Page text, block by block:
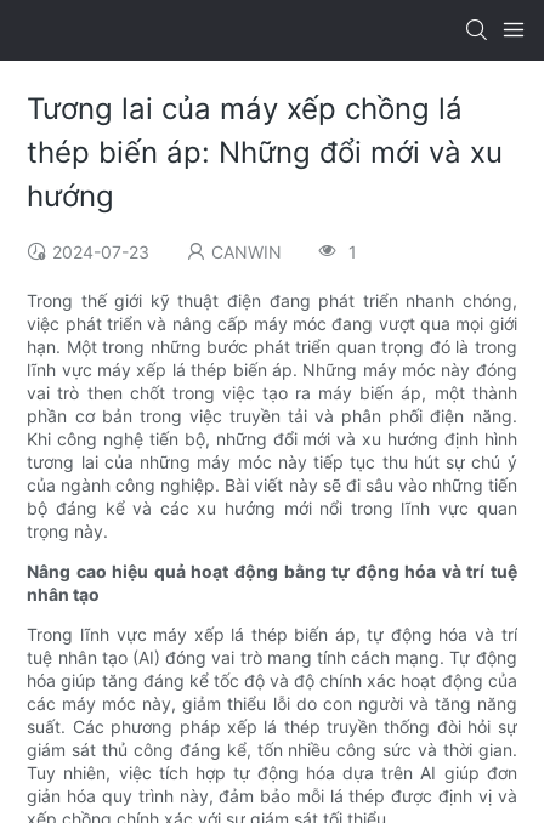
Tương lai của máy xếp chồng lá
thép biến áp: Những đổi mới và xu
hướng
2024-07-23 CANWIN 1
Trong thế giới kỹ thuật điện đang phát triển nhanh chóng,
việc phát triển và nâng cấp máy móc đang vượt qua mọi giới
hạn. Một trong những bước phát triển quan trọng đó là trong
lĩnh vực máy xếp lá thép biến áp. Những máy móc này đóng
vai trò then chốt trong việc tạo ra máy biến áp, một thành
phần cơ bản trong việc truyền tải và phân phối điện năng.
Khi công nghệ tiến bộ, những đổi mới và xu hướng định hình
tương lai của những máy móc này tiếp tục thu hút sự chú ý
của ngành công nghiệp. Bài viết này sẽ đi sâu vào những tiến
bộ đáng kể và các xu hướng mới nổi trong lĩnh vực quan
trọng này.
Nâng cao hiệu quả hoạt động bằng tự động hóa và trí tuệ
nhân tạo
Trong lĩnh vực máy xếp lá thép biến áp, tự động hóa và trí
tuệ nhân tạo (AI) đóng vai trò mang tính cách mạng. Tự động
hóa giúp tăng đáng kể tốc độ và độ chính xác hoạt động của
các máy móc này, giảm thiểu lỗi do con người và tăng năng
suất. Các phương pháp xếp lá thép truyền thống đòi hỏi sự
giám sát thủ công đáng kể, tốn nhiều công sức và thời gian.
Tuy nhiên, việc tích hợp tự động hóa dựa trên AI giúp đơn
giản hóa quy trình này, đảm bảo mỗi lá thép được định vị và